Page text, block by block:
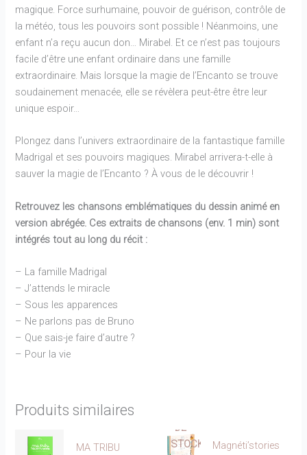
magique. Force surhumaine, pouvoir de guérison, contrôle de
la météo, tous les pouvoirs sont possible ! Néanmoins, une
enfant n’a reçu aucun don… Mirabel. Et ce n’est pas toujours
facile d’être une enfant ordinaire dans une famille
extraordinaire. Mais lorsque la magie de l’Encanto se trouve
soudainement menacée, elle se révèlera peut-être être leur
unique espoir…
Plongez dans l’univers extraordinaire de la fantastique famille
Madrigal et ses pouvoirs magiques. Mirabel arrivera-t-elle à
sauver la magie de l’Encanto ? À vous de le découvrir !
Retrouvez les chansons emblématiques du dessin animé en
version abrégée. Ces extraits de chansons (env. 1 min) sont
intégrés tout au long du récit :
– La famille Madrigal
– J’attends le miracle
– Sous les apparences
– Ne parlons pas de Bruno
– Que sais-je faire d’autre ?
– Pour la vie
Produits similaires
MA TRIBU
DE
STOCK
Magnéti’stories